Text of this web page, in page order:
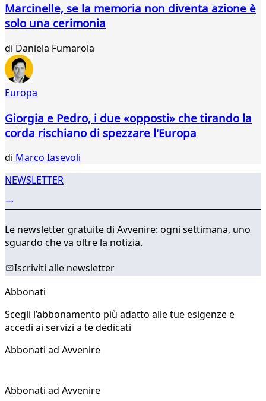
Marcinelle, se la memoria non diventa azione è
solo una cerimonia
di Daniela Fumarola
Europa
Giorgia e Pedro, i due «opposti» che tirando la
corda rischiano di spezzare l'Europa
di Marco Iasevoli
NEWSLETTER
Le newsletter gratuite di Avvenire: ogni settimana, uno
sguardo che va oltre la notizia.
Iscriviti alle newsletter
Abbonati
Scegli l’abbonamento più adatto alle tue esigenze e
accedi ai servizi a te dedicati
Abbonati ad Avvenire
Abbonati ad Avvenire